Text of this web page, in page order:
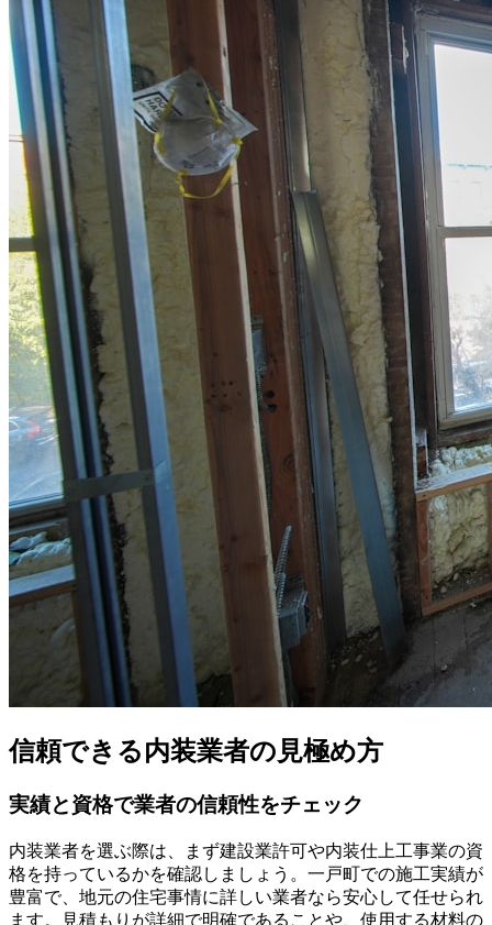
信頼できる内装業者の見極め方
実績と資格で業者の信頼性をチェック
内装業者を選ぶ際は、まず建設業許可や内装仕上工事業の資
格を持っているかを確認しましょう。一戸町での施工実績が
豊富で、地元の住宅事情に詳しい業者なら安心して任せられ
ます。見積もりが詳細で明確であることや、使用する材料の